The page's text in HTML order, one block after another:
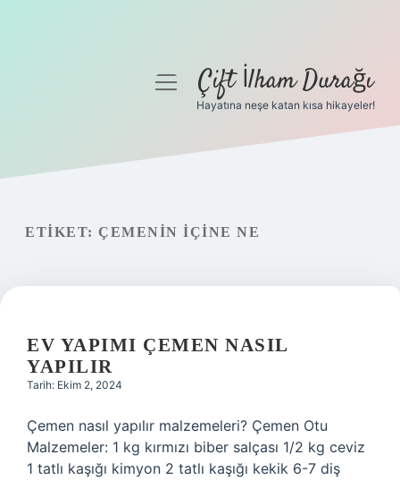
Gizlilik Politikası
menüyüÇift İlham Durağı
Hayatına neşe katan kısa hikayeler!
ETIKET: ÇEMENIN IÇINE NE
EV YAPIMI ÇEMEN NASIL
YAPILIR
Tarih: Ekim 2, 2024
Çemen nasıl yapılır malzemeleri? Çemen Otu
Malzemeler: 1 kg kırmızı biber salçası 1/2 kg ceviz
1 tatlı kaşığı kimyon 2 tatlı kaşığı kekik 6-7 diş